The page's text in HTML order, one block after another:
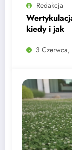
Redakcja
kiedy i jak
3